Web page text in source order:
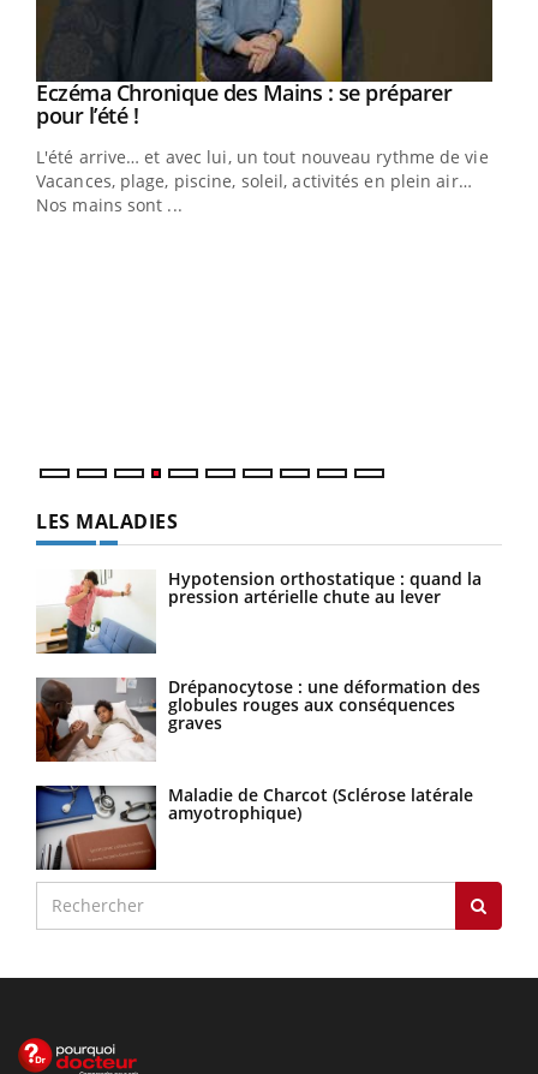
Youtube
Eczéma Chronique des Mains : se préparer
pour l’été !Youtube
L'été arrive… et avec lui, un tout nouveau rythme de vie !
Vacances, plage, piscine, soleil, activités en plein air…
Nos mains sont ...
LES MALADIES
Hypotension orthostatique : quand la
pression artérielle chute au lever
Drépanocytose : une déformation des
globules rouges aux conséquences
graves
Maladie de Charcot (Sclérose latérale
amyotrophique)